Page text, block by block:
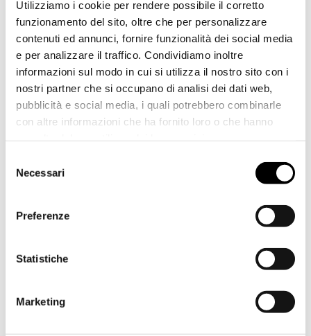
Utilizziamo i cookie per rendere possibile il corretto
funzionamento del sito, oltre che per personalizzare
contenuti ed annunci, fornire funzionalità dei social media
e per analizzare il traffico. Condividiamo inoltre
informazioni sul modo in cui si utilizza il nostro sito con i
nostri partner che si occupano di analisi dei dati web,
pubblicità e social media, i quali potrebbero combinarle
con altre informazioni che ha fornito loro o che hanno
visionarli è necessario accettare l’utilizzo di tutti i
delNecessari
Preferenze
Statistiche
Marketing